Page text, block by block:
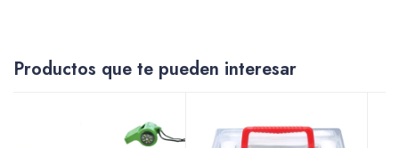
Productos que te pueden interesar